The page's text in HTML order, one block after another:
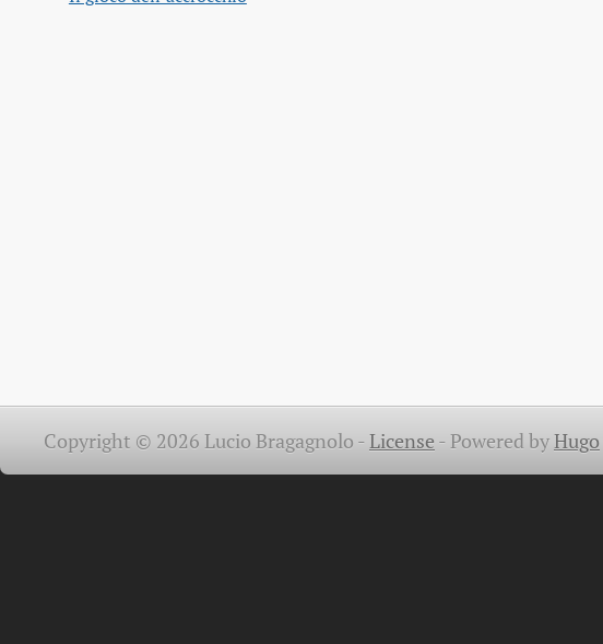
Copyright © 2026 Lucio Bragagnolo -License -Powered byHugo